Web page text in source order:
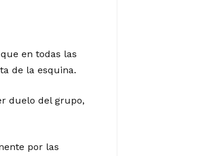
en todas las
de la esquina.
duelo del grupo,
por las